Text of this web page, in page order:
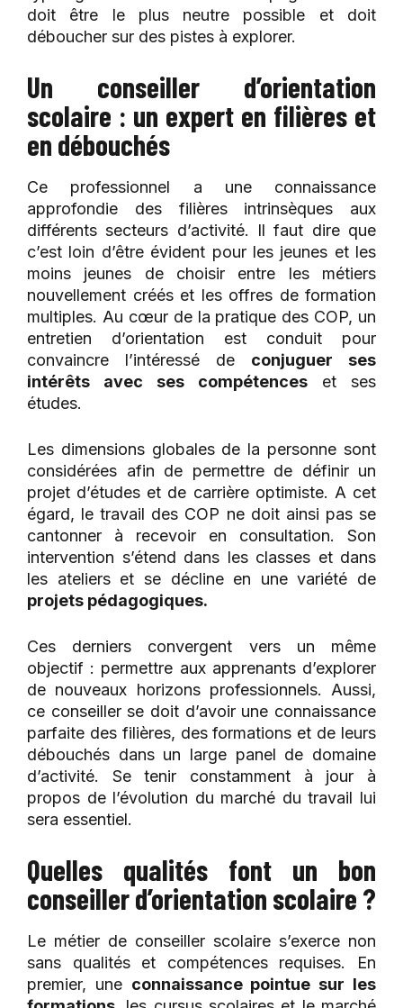
doit être le plus neutre possible et doit
déboucher sur des pistes à explorer.
Un conseiller d’orientation
scolaire : un expert en filières et
en débouchés
Ce professionnel a une connaissance
approfondie des filières intrinsèques aux
différents secteurs d’activité. Il faut dire que
c’est loin d’être évident pour les jeunes et les
moins jeunes de choisir entre les métiers
nouvellement créés et les offres de formation
multiples. Au cœur de la pratique des COP, un
entretien d’orientation est conduit pour
convaincre l’intéressé de conjuguer ses
intérêts avec ses compétences et ses
études.
Les dimensions globales de la personne sont
considérées afin de permettre de définir un
projet d’études et de carrière optimiste. A cet
égard, le travail des COP ne doit ainsi pas se
cantonner à recevoir en consultation. Son
intervention s’étend dans les classes et dans
les ateliers et se décline en une variété de
projets pédagogiques.
Ces derniers convergent vers un même
objectif : permettre aux apprenants d’explorer
de nouveaux horizons professionnels. Aussi,
ce conseiller se doit d’avoir une connaissance
parfaite des filières, des formations et de leurs
débouchés dans un large panel de domaine
d’activité. Se tenir constamment à jour à
propos de l’évolution du marché du travail lui
sera essentiel.
Quelles qualités font un bon
conseiller d’orientation scolaire ?
Le métier de conseiller scolaire s’exerce non
sans qualités et compétences requises. En
premier, une connaissance pointue sur les